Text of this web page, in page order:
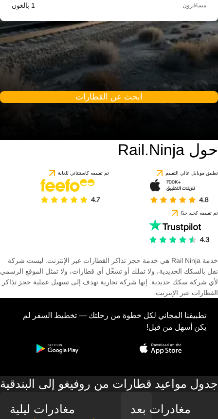
مسافرون 1 بالغون
ابحث عن القطارات
حول Rail.Ninja
تطبيق موبايل عالي التقييم تم تقييمه كاستثنائي للغاية
تم تقييمه كجيد جدًا
خدمة Rail Ninja هي خدمة حجز تذاكر القطارات عبر الإنترنت. ليست شركة
نقل بالسكك الحديدية، ولا تملك أو تشغّل أي قطارات، ولا تمثل الموقع الرسمي
لأي شركة سكك حديدية. إنها شركة تجارية تهدف إلى تسهيل عملية حجز تذاكر
القطارات عبر الإنترنت.
تطبيقنا المجاني لكل خطوة من رحلتك — تخطيط السفر لم
يكن أسهل من قبل!
جدول مواعيد قطارات من روفيغو إلى البندقية
مغادرات ليلية
مغادرات بعد